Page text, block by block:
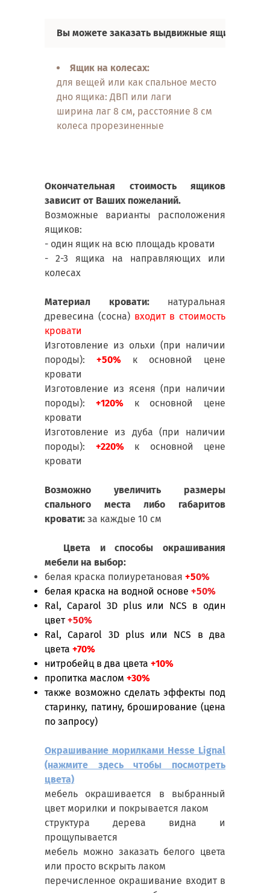
Вы можете заказать выдвижные ящики, два
Ящик на колесах:
для вещей или как спальное место
дно ящика: ДВП или лаги
ширина лаг 8 см, расстояние 8 см
колеса прорезиненные
Окончательная стоимость ящиков
зависит от Ваших пожеланий.
Возможные варианты расположения
ящиков:
- один ящик на всю площадь кровати
- 2-3 ящика на направляющих или
колесах
Материал кровати: натуральная
древесина (сосна) входит в стоимость
кровати
Изготовление из ольхи (при наличии
породы): +50%
к основной цене
кровати
Изготовление из ясеня (при наличии
породы): +120%
к основной цене
кровати
Изготовление из дуба (при наличии
породы): +220%
к основной цене
кровати
Возможно увеличить размеры
спального места либо габаритов
кровати: за каждые 10 см
Цвета и способы окрашивания
мебели на выбор:
белая краска полиуретановая +50%
белая краска на водной основе +50%
Ral, Caparol 3D plus или NCS в один
цвет +50%
Ral, Caparol 3D plus или NCS в два
цвета +70%
нитробейц в два цвета +10%
пропитка маслом +30%
также возможно сделать эффекты под
старинку, патину, броширование (цена
по запросу)
Окрашивание морилками Hesse Lignal
(нажмите здесь чтобы посмотреть
цвета)
мебель окрашивается в выбранный
цвет морилки и покрывается лаком
структура дерева видна и
прощупывается
мебель можно заказать белого цвета
или просто вскрыть лаком
перечисленное окрашивание входит в